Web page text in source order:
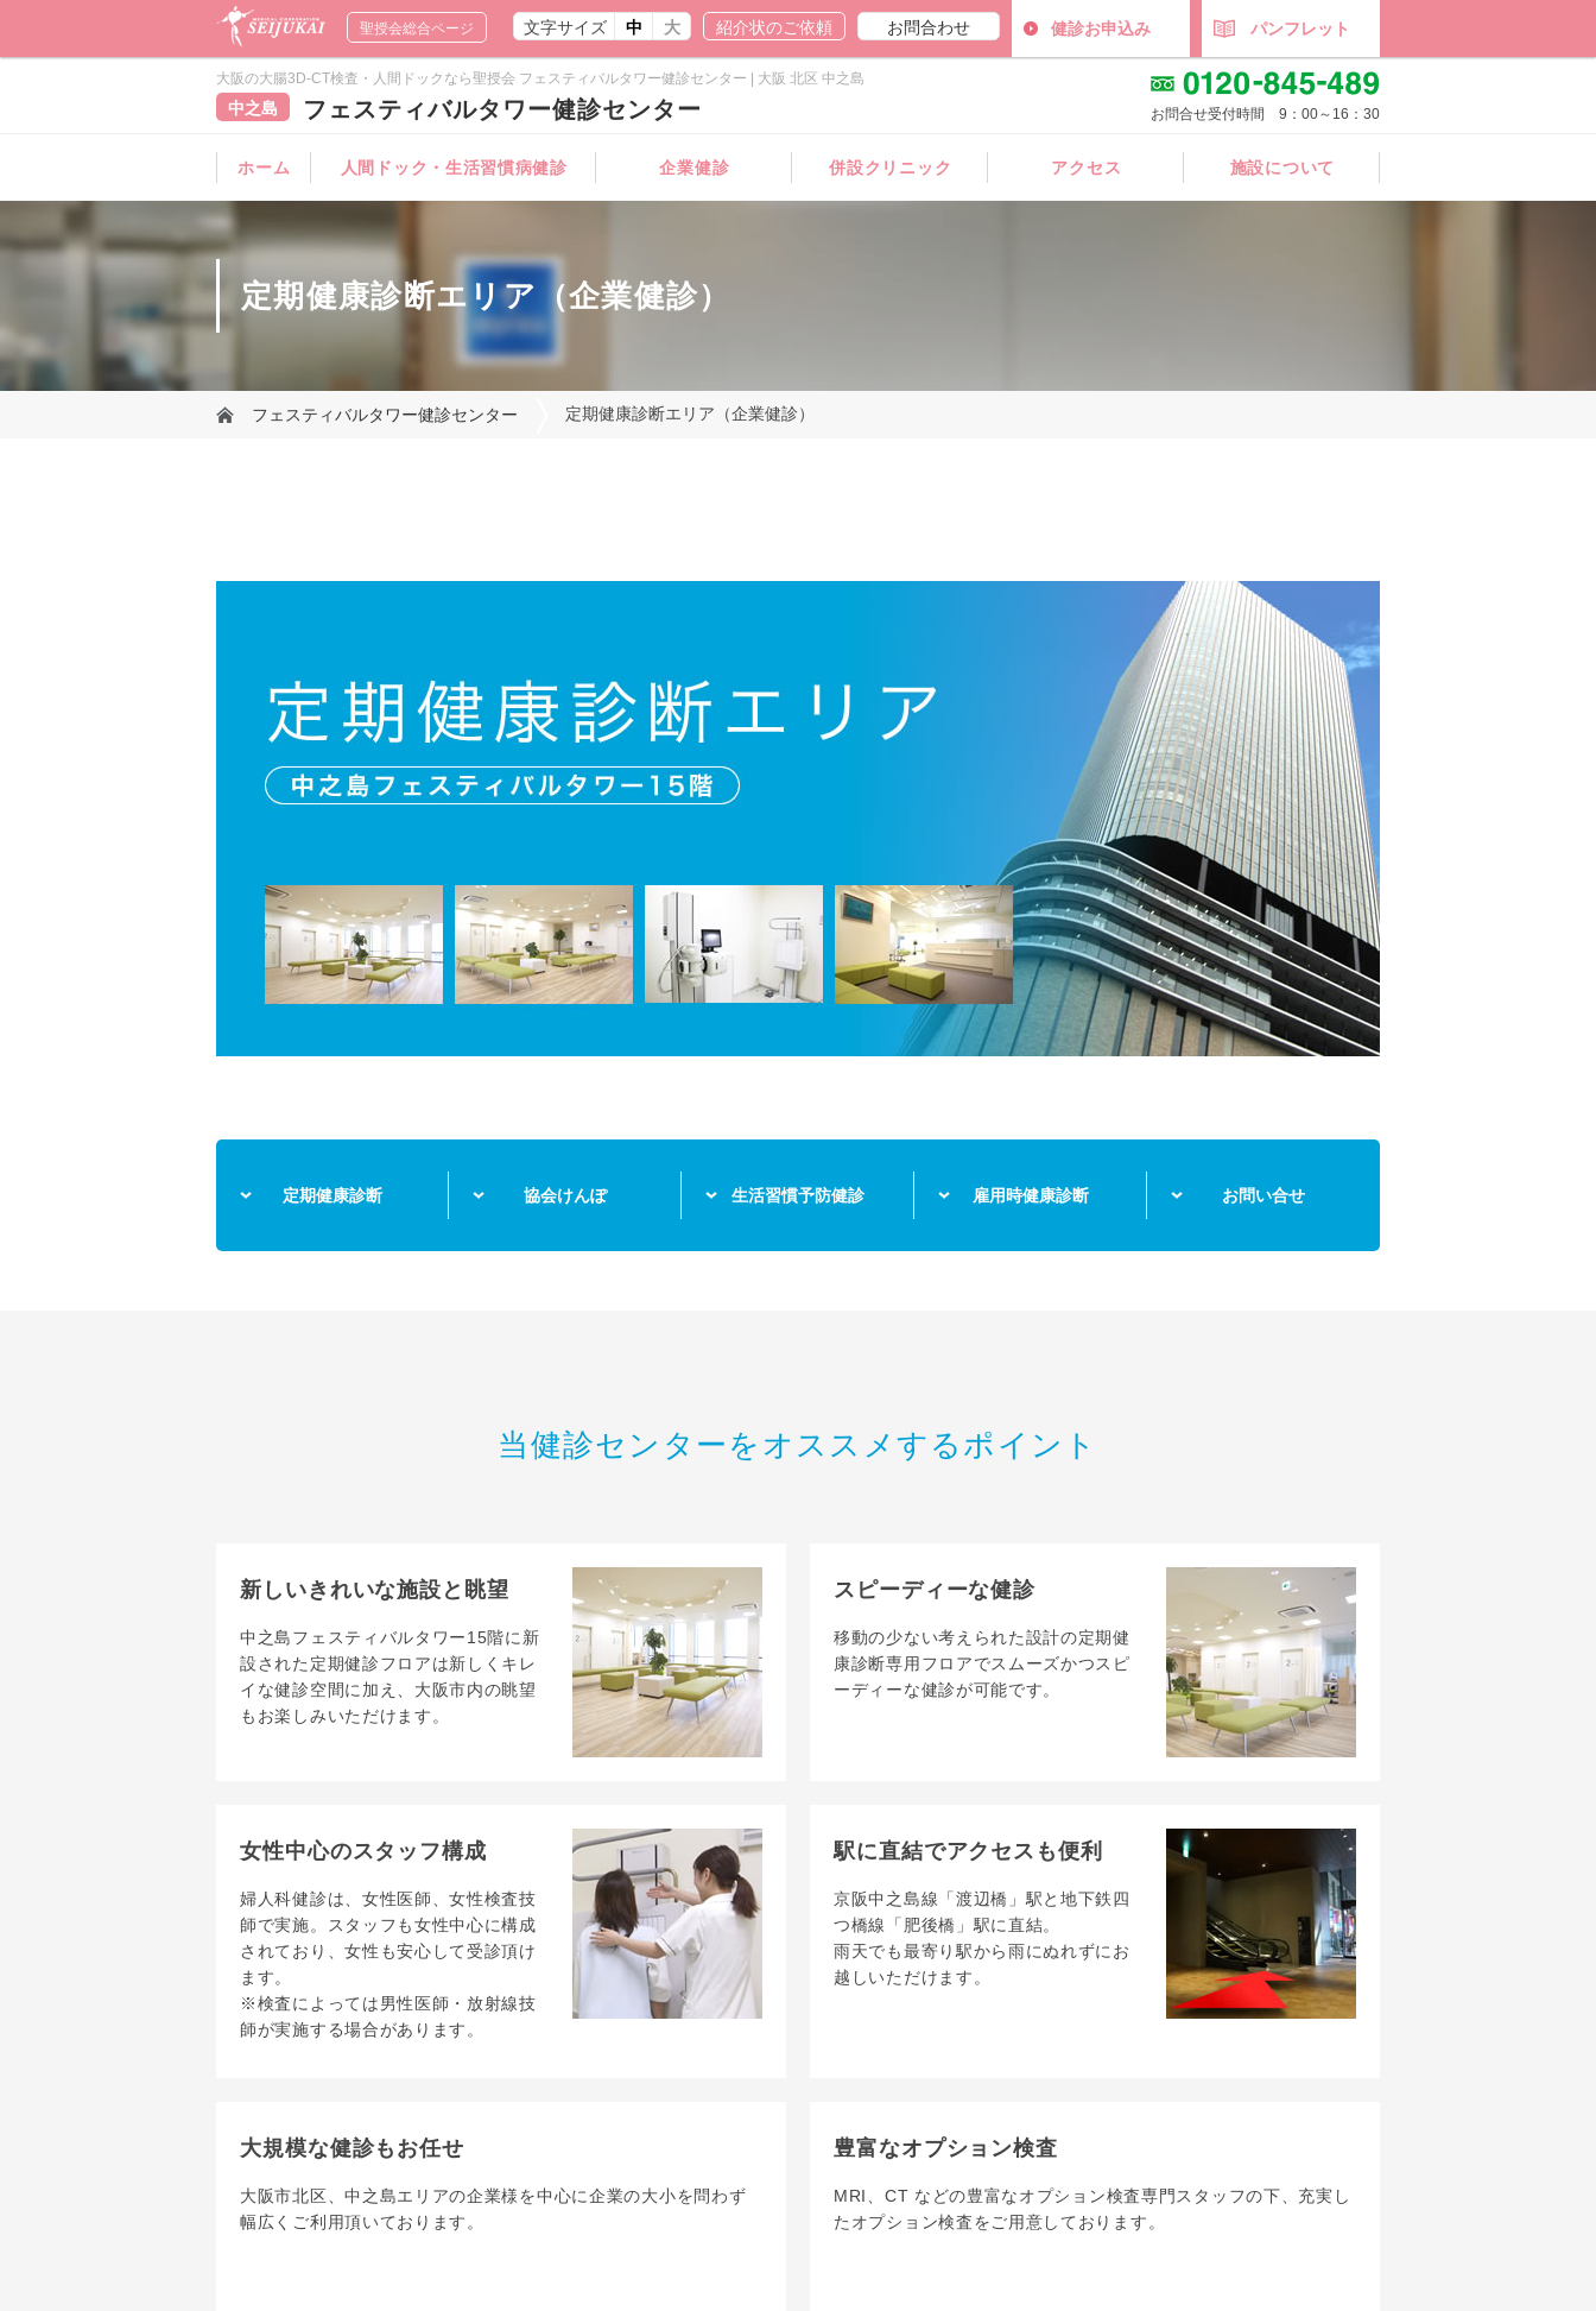
聖授会総合ページ 文字サイズ 中 大 紹介状のご依頼 お問合わせ 健診お申込み パンフレット
中之島 フェスティバルタワー健診センター
大阪の大腸3D-CT検査・人間ドックなら聖授会 フェスティバルタワー健診センター | 大阪 北区 中之島
お問合せ受付時間 9：00～16：30
ホーム 人間ドック・生活習慣病健診 企業健診 併設クリニック アクセス 施設について
定期健康診断エリア（企業健診）
フェスティバルタワー健診センター 定期健康診断エリア（企業健診）
定期健康診断 協会けんぽ 生活習慣予防健診 雇用時健康診断 お問い合せ
当健診センターをオススメするポイント
新しいきれいな施設と眺望
中之島フェスティバルタワー15階に新
設された定期健診フロアは新しくキレ
イな健診空間に加え、大阪市内の眺望
もお楽しみいただけます。
スピーディーな健診
移動の少ない考えられた設計の定期健
康診断専用フロアでスムーズかつスピ
ーディーな健診が可能です。
女性中心のスタッフ構成
婦人科健診は、女性医師、女性検査技
師で実施。スタッフも女性中心に構成
されており、女性も安心して受診頂け
ます。
※検査によっては男性医師・放射線技
師が実施する場合があります。
駅に直結でアクセスも便利
京阪中之島線「渡辺橋」駅と地下鉄四
つ橋線「肥後橋」駅に直結。
雨天でも最寄り駅から雨にぬれずにお
越しいただけます。
大規模な健診もお任せ
大阪市北区、中之島エリアの企業様を中心に企業の大小を問わず
幅広くご利用頂いております。
豊富なオプション検査
MRI、CT などの豊富なオプション検査専門スタッフの下、充実し
たオプション検査をご用意しております。